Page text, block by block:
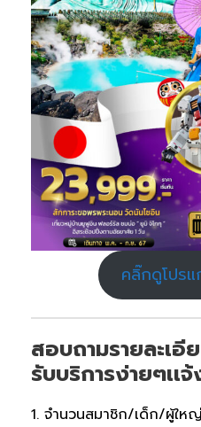
คลิ๊กดูโปรแ
สอบถามรายละเ
รับบริการง่ายๆเเ
1. จำนวนสมาชิก/เด็ก/ผู้ใ